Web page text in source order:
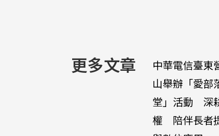
更多文章
中華電信臺東
山舉辦「愛部
堂」活動 深
權 陪伴長者